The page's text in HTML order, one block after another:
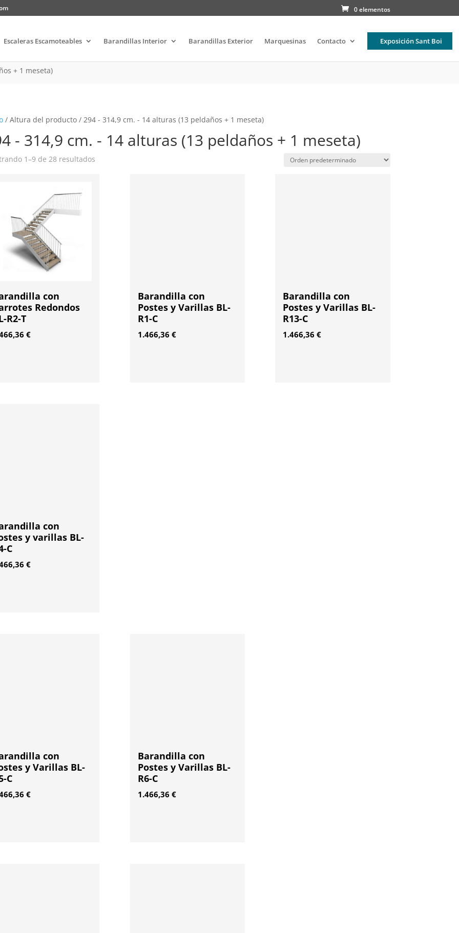
0 elementos
Escaleras Escamoteables Barandillas Interior Barandillas Exterior Marquesinas Contacto Exposición Sant Boi
+ 1 meseta)
/ Altura del producto / 294 - 314,9 cm. - 14 alturas (13 peldaños + 1 meseta)
- 314,9 cm. - 14 alturas (13 peldaños + 1 meseta)
1–9 de 28 resultados
con
Redondos
R2-T
€
Barandilla con
Postes y Varillas BL-
R1-C
1.466,36 €
Barandilla con
Postes y Varillas BL-
R13-C
1.466,36€
con
y varillas BL-
C
€
con
y Varillas BL-
C
€
Barandilla con
Postes y Varillas BL-
R6-C
1.466,36 €